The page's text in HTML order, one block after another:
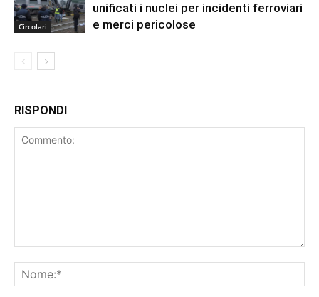
Circolari
unificati i nuclei per incidenti ferroviari
e merci pericolose
RISPONDI